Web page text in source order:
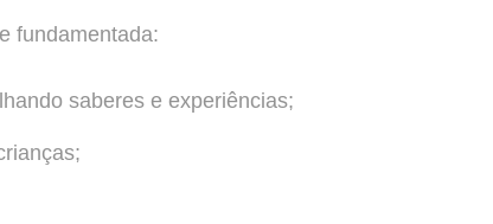
fundamentada:
saberes e experiências;